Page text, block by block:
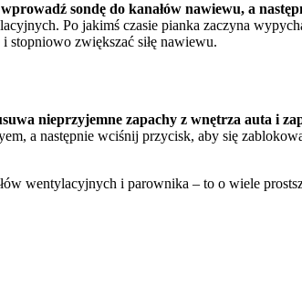
sondę do kanałów nawiewu, a
Po jakimś czasie pianka zaczyna
stopniowo zwiększać siłę nawiewu.
nieprzyjemne zapachy z wnętrza auta i
a następnie wciśnij przycisk, aby się
wentylacyjnych i parownika – to o wiele